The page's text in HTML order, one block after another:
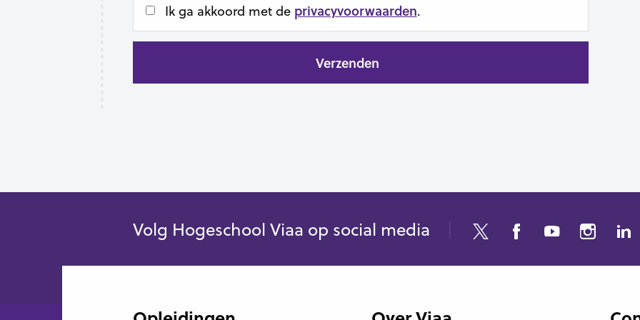
Ik ga akkoord met de privacyvoorwaarden.
Volg Hogeschool Viaa op social media